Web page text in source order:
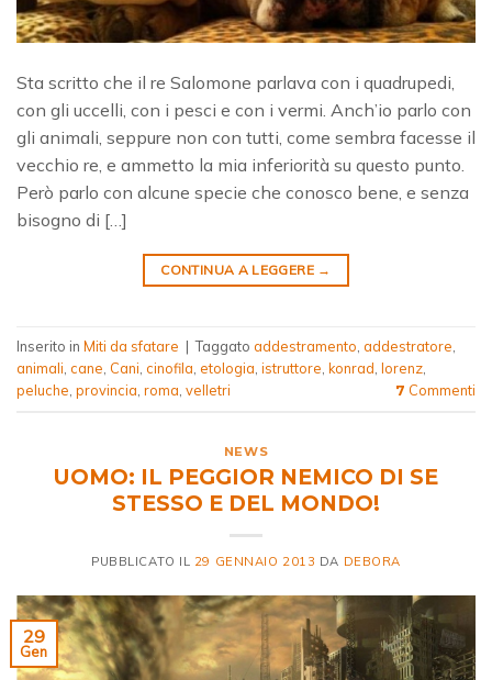
Sta scritto che il re Salomone parlava con i quadrupedi,
con gli uccelli, con i pesci e con i vermi. Anch’io parlo con
gli animali, seppure non con tutti, come sembra facesse il
vecchio re, e ammetto la mia inferiorità su questo punto.
Però parlo con alcune specie che conosco bene, e senza
bisogno di […]
CONTINUA A LEGGERE →
Inserito in Miti da sfatare | Taggato addestramento addestratore
animali cane Cani cinofila etologia istruttore konrad lorenz
peluche provincia roma velletri 7 Commenti
NEWS
UOMO: IL PEGGIOR NEMICO DI SE
STESSO E DEL MONDO!
PUBBLICATO IL 29 GENNAIO 2013 DA DEBORA
29
Gen